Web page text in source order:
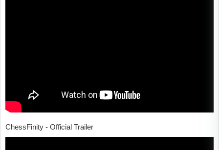
ChessFinity - Official Trailer